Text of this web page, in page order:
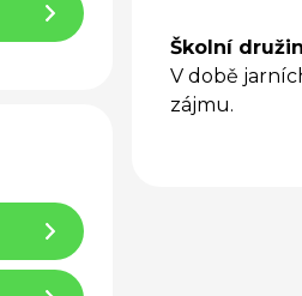
Školní
V době
zájmu.